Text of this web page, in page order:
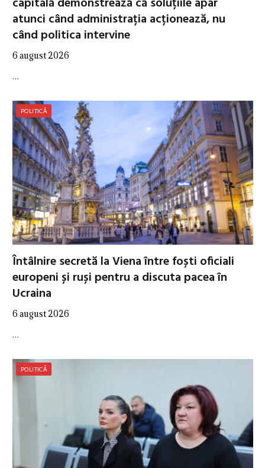
atunci când administrația acționează, nu
când politica intervine
6 august 2026
…
POLITICĂ
Întâlnire secretă la Viena între foști oficiali
europeni și ruși pentru a discuta pacea în
Ucraina
6 august 2026
…
POLITICĂ